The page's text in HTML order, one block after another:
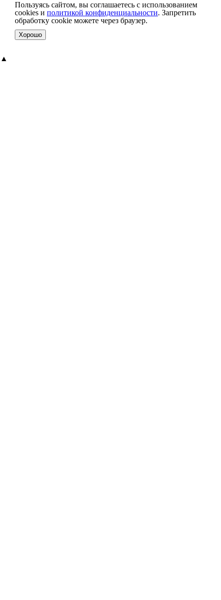
Пользуясь сайтом, вы соглашаетесь с использованием
cookies и политикой конфиденциальности. Запретить
обработку cookie можете через браузер.
Хорошо
▲